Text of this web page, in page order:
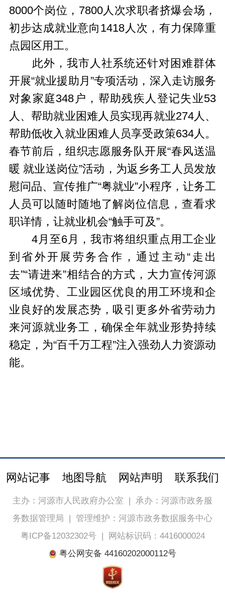
8000个岗位，7800人次求职者挤爆会场，
初步达成就业意向1418人次，有力保障重
点园区用工。
此外，我市人社系统还针对困难群体
开展“就业援助月”专项活动，深入走访服务
对象家庭348户，帮助残疾人登记失业53
人、帮助就业困难人员实现再就业274人、
帮助低收入就业困难人员享受政策634人。
春节前后，组织志愿服务队开展“春风送温
暖 就业送岗位”活动，为返乡务工人员发放
慰问品、宣传推广“粤就业”小程序，让务工
人员可以随时随地了解岗位信息，查看求
职详情，让就业机会“触手可及”。
4月至6月，我市将组织重点用工企业
到省外开展劳务合作，通过主动“走出
去”“请进来”相结合的方式，大力宣传河源
区域优势、工业园区优良的用工环境和企
业良好的发展态势，吸引更多外省劳动力
来河源就业务工，确保全年就业形势持续
稳定，为“百千万工程”注入强劲人力资源动
能。
网站记事 地图导航 网站声明 联系我们
主办：河源市人民政府办公室 | 承办：河源市政务服
务数据管理局 | 管理维护：河源市政务数据服务中心
粤ICP备12032302号|
网站标识码：4416000024
粤公网安备 44160202000112号